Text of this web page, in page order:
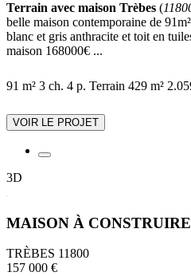
Terrain avec maison Trèbes (
belle maison contemporaine de
blanc et gris anthracite et toit en
maison 168000€ ...
91 m² 3 ch. 4 p. Terrain 429 m²
VOIR LE PROJET
3D
MAISON À CONSTRUIRE
TRÈBES 11800
157 000 €